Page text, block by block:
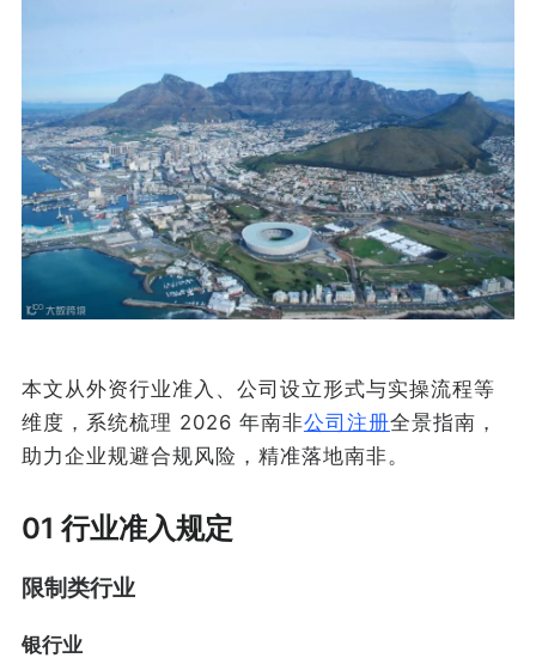
本文从外资行业准入、公司设立形式与实操流程等
维度，系统梳理 2026 年南非公司注册全景指南，
助力企业规避合规风险，精准落地南非。
01 行业准入规定
限制类行业
银行业